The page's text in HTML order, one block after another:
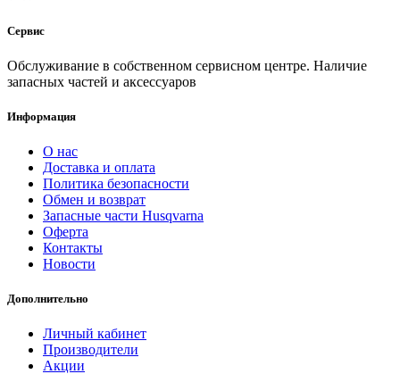
Сервис
Обслуживание в собственном сервисном центре. Наличие
запасных частей и аксессуаров
Информация
О нас
Доставка и оплата
Политика безопасности
Обмен и возврат
Запасные части Husqvarna
Оферта
Контакты
Новости
Дополнительно
Личный кабинет
Производители
Акции